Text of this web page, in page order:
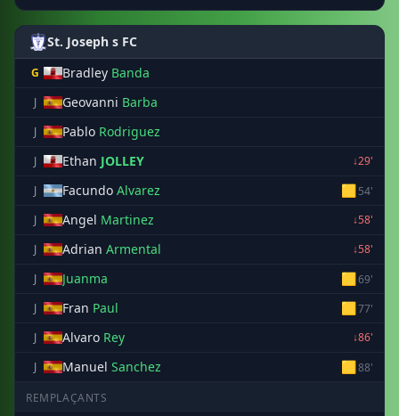
St. Joseph s FC
G Bradley Banda
J Geovanni Barba
J Pablo Rodriguez
J Ethan JOLLEY
↓29'
J
Facundo Alvarez 🟨54'
J
Angel Martinez
↓58'
J
Adrian Armental
↓58'
J
Juanma 🟨69'
J
Fran Paul 🟨77'
J
Alvaro Rey
↓86'
J
Manuel Sanchez 🟨88'
REMPLAÇANTS